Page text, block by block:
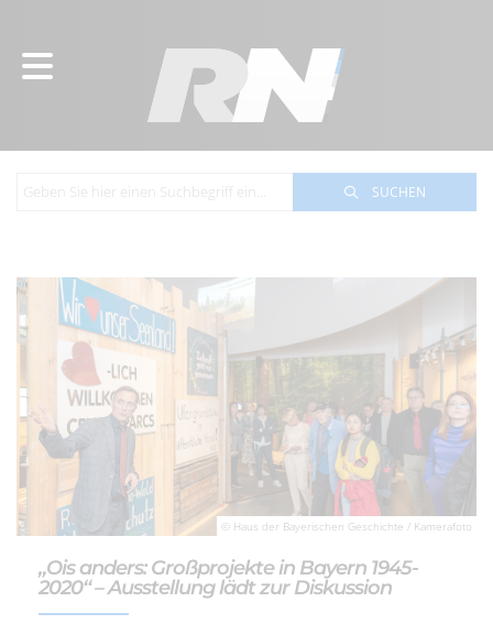
SUCHEN
© Haus der Bayerischen Geschichte / Kamerafoto
„Ois anders: Großprojekte in Bayern 1945-
2020“ – Ausstellung lädt zur Diskussion